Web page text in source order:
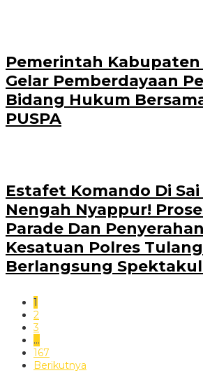
Pemerintah
Gelar Pemberdayaan
Bidang Hukum
PUSPA
Estafet Komando Di
Nengah Nyappur!
Parade Dan
Kesatuan Polres
Berlangsung
1
2
3
…
167
Berikutnya